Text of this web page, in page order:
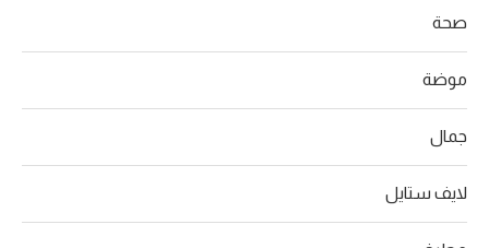
صحة
موضة
جمال
لايف ستايل